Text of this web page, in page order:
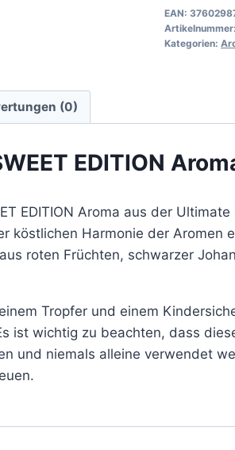
EAN:
Artikelnummer:
Kategorien:
(0)
EDITION
EDITION Aroma aus der
Harmonie der Aromen
roten Früchten, schwarzer
Tropfer und einem
ist wichtig zu beachten, dass
und niemals alleine verwendet